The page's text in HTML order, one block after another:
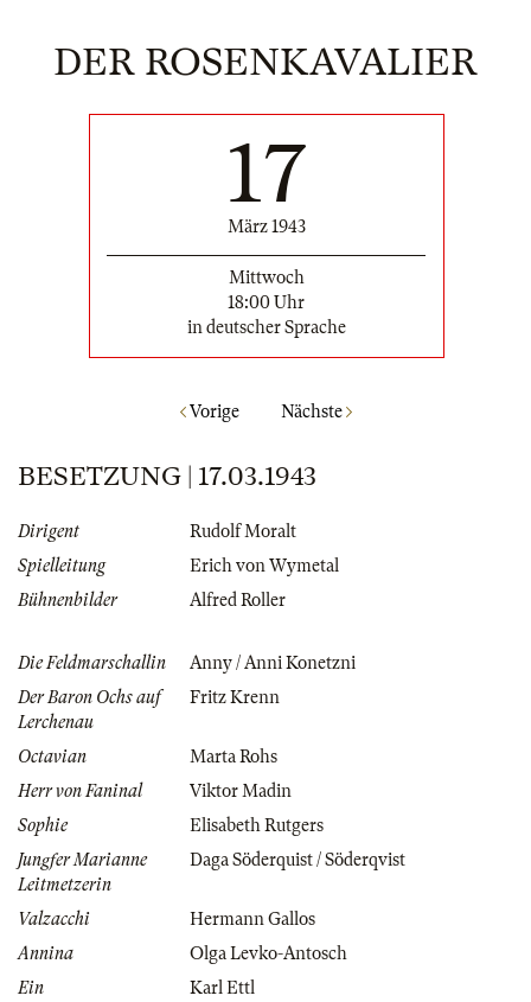
DER ROSENKAVALIER
17
März 1943
Mittwoch
18:00 Uhr
in deutscher Sprache
Vorige Nächste
BESETZUNG | 17.03.1943
Dirigent
Rudolf Moralt
Spielleitung
Erich von Wymetal
Bühnenbilder
Alfred Roller
Die Feldmarschallin
Anny / Anni Konetzni
Der Baron Ochs auf
Lerchenau
Fritz Krenn
Octavian
Marta Rohs
Herr von Faninal
Viktor Madin
Sophie
Elisabeth Rutgers
Jungfer Marianne
Leitmetzerin
Daga Söderquist / Söderqvist
Valzacchi
Hermann Gallos
Annina
Olga Levko-Antosch
Ein
Karl Ettl